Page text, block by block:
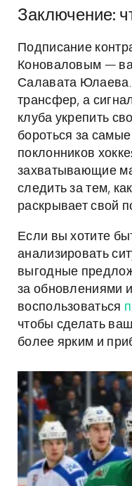
Заключение:
Подписание
Коноваловым —
Салавата Юлаева.
трансфер, а
клуба укрепить
бороться за
поклонников
захватывающие
следить за тем,
раскрывает свой
Если вы хотите
анализировать
выгодные
за обновлениями
воспользоваться
чтобы сделать
более ярким и